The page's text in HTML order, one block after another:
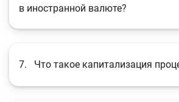
в иностранной валюте?
7. Что такое капитализация